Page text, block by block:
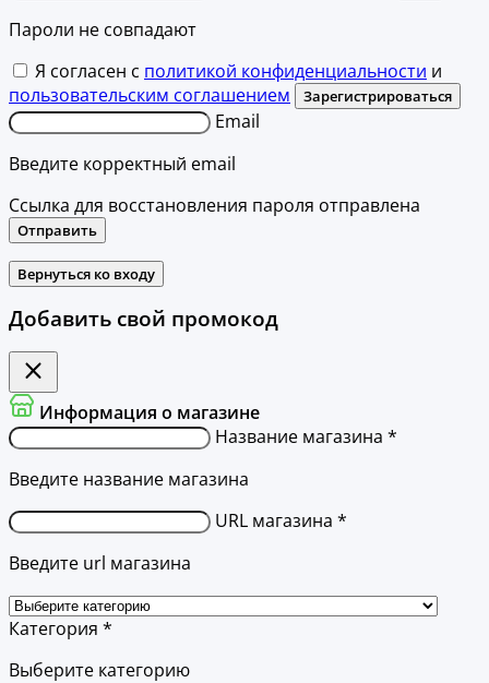
Пароли не совпадают
Я согласен с политикой конфиденциальности и
пользовательским соглашением
Зарегистрироваться
Email
Введите корректный email
Ссылка для восстановления пароля отправлена
Отправить
Вернуться ко входу
Добавить свой промокод
Информация о магазине
Название магазина *
Введите название магазина
URL магазина *
Введите url магазина
Категория *
Выберите категорию